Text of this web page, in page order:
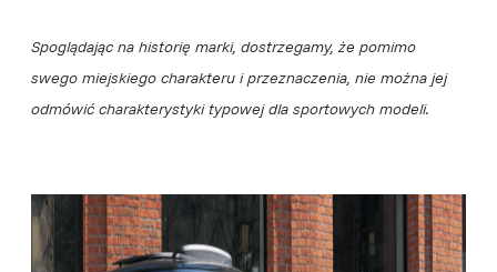
Spoglądając na historię marki, dostrzegamy, że pomimo
swego miejskiego charakteru i przeznaczenia, nie można jej
odmówić charakterystyki typowej dla sportowych modeli.